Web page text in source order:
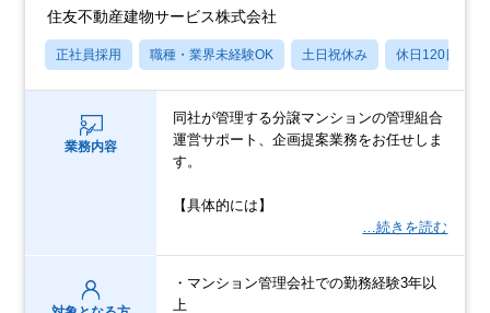
住友不動産建物サービス株式会社
正社員採用 職種・業界未経験OK 土日祝休み 休日120日以上
業務内容
同社が管理する分譲マンションの管理組合
運営サポート、企画提案業務をお任せしま
す。
【具体的には】
…続きを読む
・マンション管理会社での勤務経験3年以
上